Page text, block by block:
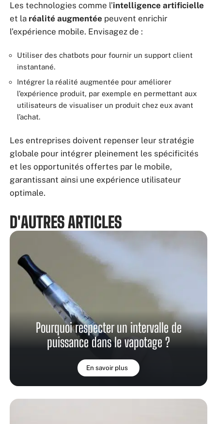
Les technologies comme l’intelligence artificielle
et la réalité augmentée peuvent enrichir
l’expérience mobile. Envisagez de :
Utiliser des chatbots pour fournir un support client
instantané.
Intégrer la réalité augmentée pour améliorer
l’expérience produit, par exemple en permettant aux
utilisateurs de visualiser un produit chez eux avant
l’achat.
Les entreprises doivent repenser leur stratégie
globale pour intégrer pleinement les spécificités
et les opportunités offertes par le mobile,
garantissant ainsi une expérience utilisateur
optimale.
D'AUTRES ARTICLES
Pourquoi respecter un intervalle de
puissance dans le vapotage ?
En savoir plus